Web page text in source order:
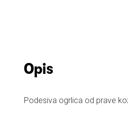
Opis
Podesiva ogrlica od prave